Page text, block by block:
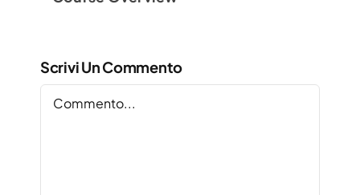
Scrivi Un Commento
Commento